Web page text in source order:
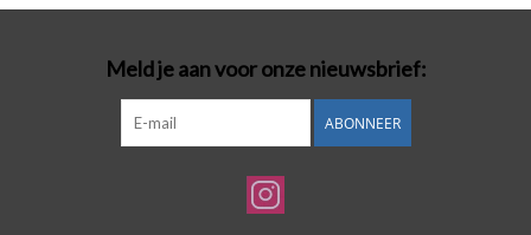
Badmode
Lingerie-accessoires
Cadeaubonnen
Meld je aan voor onze nieuwsbrief:
ABONNEER